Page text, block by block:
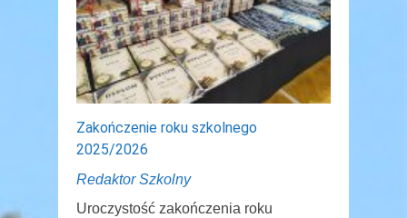
Zakończenie roku szkolnego
2025/2026
Redaktor Szkolny
Uroczystość zakończenia roku